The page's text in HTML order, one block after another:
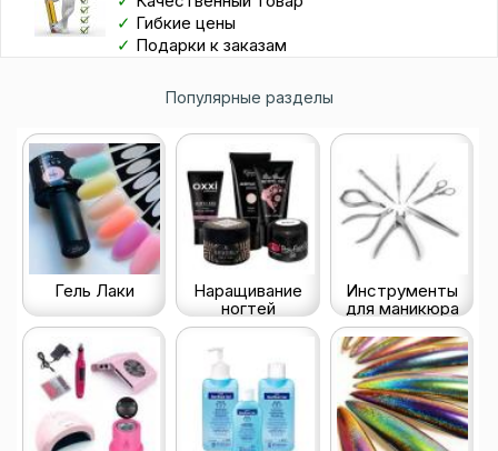
✓ Гибкие цены
✓ Подарки к заказам
Популярные разделы
Гель Лаки
Наращивание
ногтей
Инструменты
для маникюра